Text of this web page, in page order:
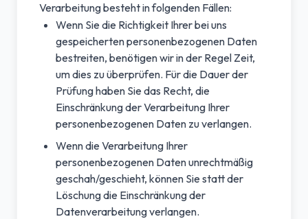
Verarbeitung besteht in folgenden Fällen:
Wenn Sie die Richtigkeit Ihrer bei uns
gespeicherten personenbezogenen Daten
bestreiten, benötigen wir in der Regel Zeit,
um dies zu überprüfen. Für die Dauer der
Prüfung haben Sie das Recht, die
Einschränkung der Verarbeitung Ihrer
personenbezogenen Daten zu verlangen.
Wenn die Verarbeitung Ihrer
personenbezogenen Daten unrechtmäßig
geschah/geschieht, können Sie statt der
Löschung die Einschränkung der
Datenverarbeitung verlangen.